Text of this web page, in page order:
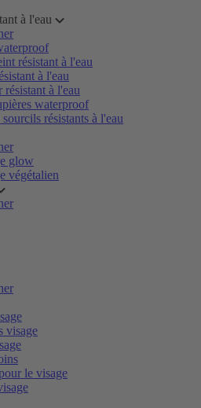
à l'eau
résistant à l'eau
à l'eau
résistant à l'eau
waterproof
résistants à l'eau
glow
végétalien
visage
le visage